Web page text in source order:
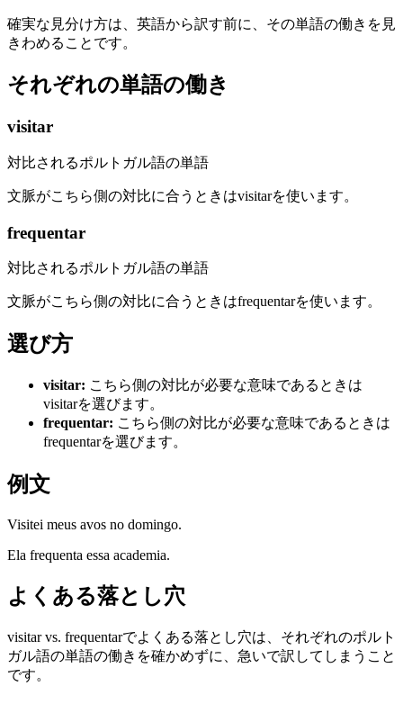
確実な見分け方は、英語から訳す前に、その単語の働きを見
きわめることです。
それぞれの単語の働き
visitar
対比されるポルトガル語の単語
文脈がこちら側の対比に合うときはvisitarを使います。
frequentar
対比されるポルトガル語の単語
文脈がこちら側の対比に合うときはfrequentarを使います。
選び方
visitar: こちら側の対比が必要な意味であるときは
visitarを選びます。
frequentar: こちら側の対比が必要な意味であるときは
frequentarを選びます。
例文
Visitei meus avos no domingo.
Ela frequenta essa academia.
よくある落とし穴
visitar vs. frequentarでよくある落とし穴は、それぞれのポルト
ガル語の単語の働きを確かめずに、急いで訳してしまうこと
です。